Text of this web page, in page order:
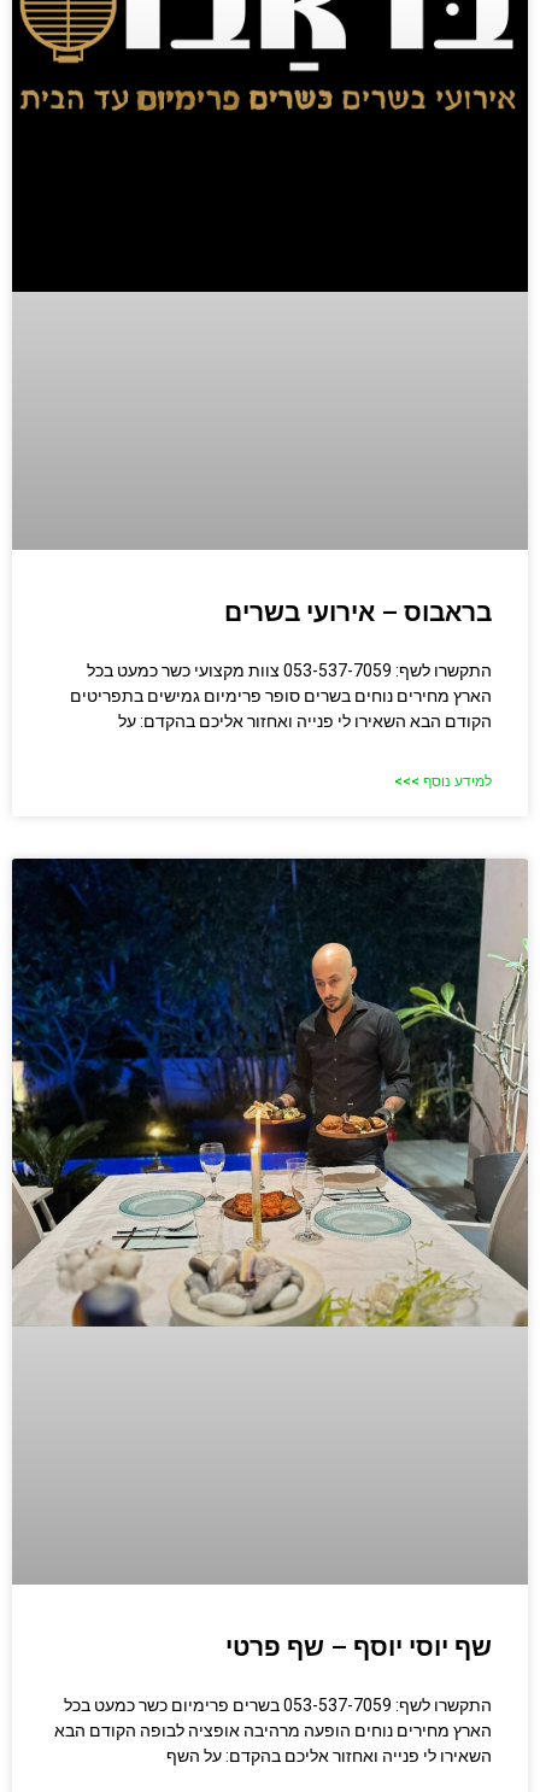
בראבוס – אירועי בשרים
התקשרו לשף: 053-537-7059 צוות מקצועי כשר כמעט בכל
הארץ מחירים נוחים בשרים סופר פרימיום גמישים בתפריטים
הקודם הבא השאירו לי פנייה ואחזור אליכם בהקדם: על
למידע נוסף >>>
שף יוסי יוסף – שף פרטי
התקשרו לשף: 053-537-7059 בשרים פרימיום כשר כמעט בכל
הארץ מחירים נוחים הופעה מרהיבה אופציה לבופה הקודם הבא
השאירו לי פנייה ואחזור אליכם בהקדם: על השף